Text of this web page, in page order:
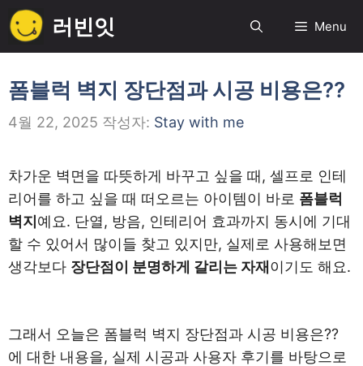
텐
츠
로
건
너
기
러빈잇 Menu
폼블럭 벽지 장단점과 시공 비용은??
4월 22, 2025 작성자: Stay with me
차가운 벽면을 따뜻하게 바꾸고 싶을 때, 셀프로 인테
리어를 하고 싶을 때 떠오르는 아이템이 바로 폼블럭
벽지 예요. 단열, 방음, 인테리어 효과까지 동시에 기대
할 수 있어서 많이들 찾고 있지만, 실제로 사용해보면
생각보다 장단점이 분명하게 갈리는 자재 이기도 해요.
그래서 오늘은 폼블럭 벽지 장단점과 시공 비용은??
에 대한 내용을, 실제 시공과 사용자 후기를 바탕으로